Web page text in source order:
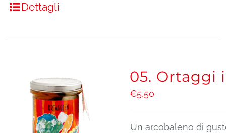
Dettagli
05. Ortaggi
€5,50
Un arcobaleno di